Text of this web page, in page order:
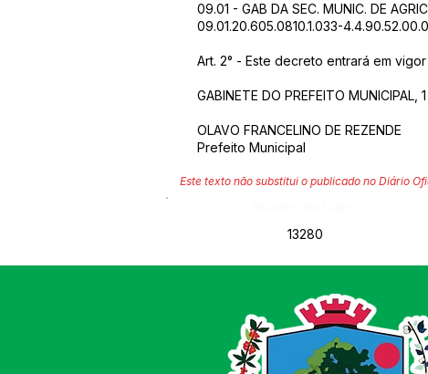
09.01 - GAB DA SEC. MUNIC. DE
09.01.20.605.0810.1.033-
Art. 2° - Este decreto entrará em
GABINETE DO PREFEITO MUNICIPAL,
OLAVO FRANCELINO DE REZENDE
Prefeito Municipal
Este texto não substitui o publicado no Diário
13280